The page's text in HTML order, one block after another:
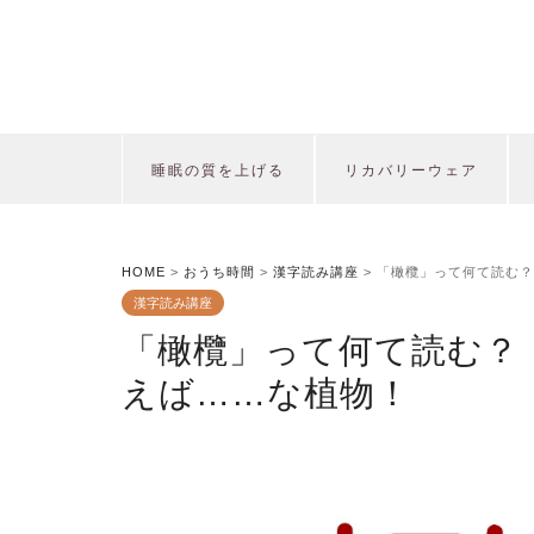
睡眠の質を上げる リカバリーウェア
HOME > おうち時間 > 漢字読み講座 > 「橄欖」って何て読む
漢字読み講座
「橄欖」って何て読む
えば……な植物！